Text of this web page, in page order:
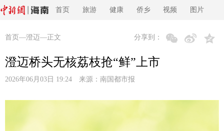
首页 旅游 健康 侨乡 视频 图片
首页 —澄迈—正文 分享到：
澄迈桥头无核荔枝抢“鲜”上市
2026年06月03日 19:24 来源： 南国都市报